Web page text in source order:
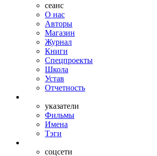
сеанс
О нас
Авторы
Магазин
Журнал
Книги
Спецпроекты
Школа
Устав
Отчетность
указатели
Фильмы
Имена
Тэги
соцсети